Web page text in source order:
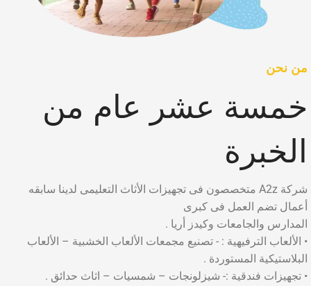
من نحن
خمسة عشر عام من
الخبرة
شركة A2z متخصصون فى تجهيزات الأثاث التعليمى لدينا سابقه
أعمال تضم العمل فى كبرى
المدارس والجامعات وكيدز أريا .
• الألعاب الترفيهية : - تصنيع مجمعات الألعاب الخشبية – الألعاب
البلاستيكية المستوردة .
• تجهيزات فندقية :- شيزلونجات – شمسيات – اثاث حدائق .